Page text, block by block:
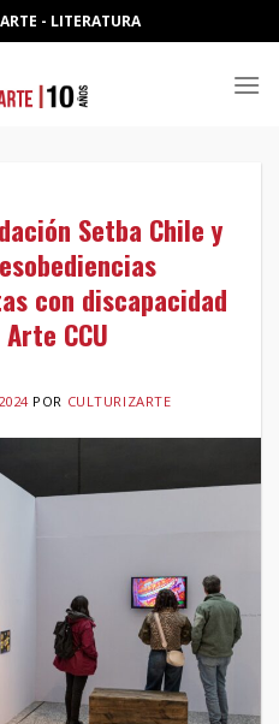
- LITERATURA
Setba Chile y
con discapacidad
CCU
POR CULTURIZARTE